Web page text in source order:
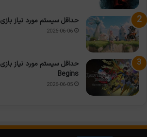
حداقل سیستم مورد نیاز بازی Aniimo
2026-06-06
Begins
2026-06-05